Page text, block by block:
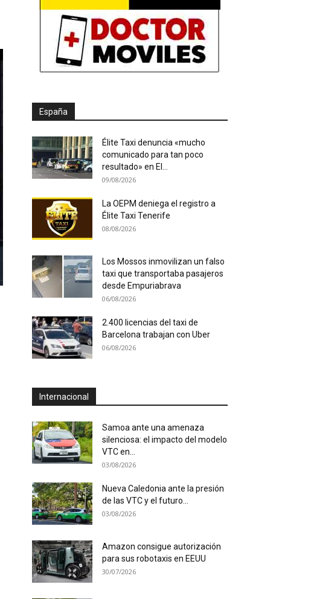
España
Élite Taxi denuncia «mucho
comunicado para tan poco
resultado» en El...
09/08/2026
La OEPM deniega el registro a
Élite Taxi Tenerife
08/08/2026
Los Mossos inmovilizan un falso
taxi que transportaba pasajeros
desde Empuriabrava
06/08/2026
2.400 licencias del taxi de
Barcelona trabajan con Uber
06/08/2026
Internacional
Samoa ante una amenaza
silenciosa: el impacto del modelo
VTC en...
03/08/2026
Nueva Caledonia ante la presión
de las VTC y el futuro...
03/08/2026
Amazon consigue autorización
para sus robotaxis en EEUU
30/07/2026